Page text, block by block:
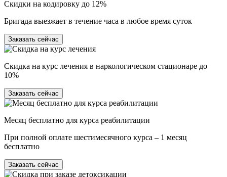
Скидки на кодировку до 12%
Бригада выезжает в течение часа в любое время суток
Заказать сейчас
Скидка на курс лечения в наркологическом стационаре до
10%
Заказать сейчас
Месяц бесплатно для курса реабилитации
При полной оплате шестимесячного курса – 1 месяц
бесплатно
Заказать сейчас